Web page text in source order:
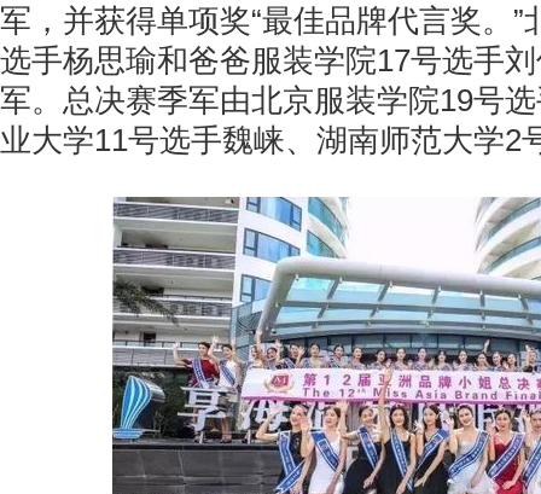
军，并获得单项奖“最佳品牌代言奖。”
选手杨思瑜和爸爸服装学院17号选手
军。总决赛季军由北京服装学院19号
业大学11号选手魏崃、湖南师范大学2